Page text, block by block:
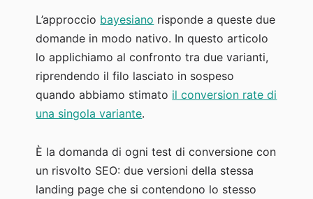
L’approccio bayesiano risponde a queste due
domande in modo nativo. In questo articolo
lo applichiamo al confronto tra due varianti,
riprendendo il filo lasciato in sospeso
quando abbiamo stimato il conversion rate di
una singola variante.
È la domanda di ogni test di conversione con
un risvolto SEO: due versioni della stessa
landing page che si contendono lo stesso